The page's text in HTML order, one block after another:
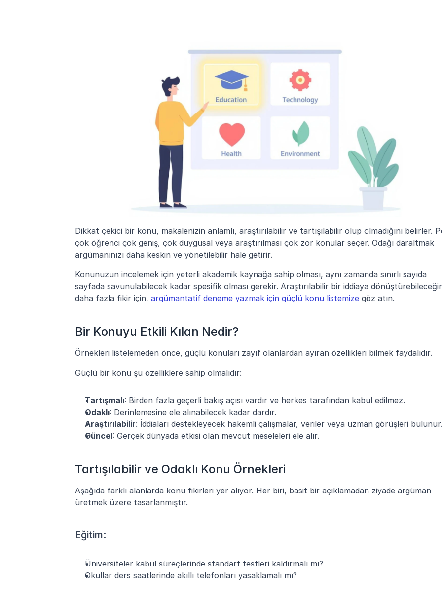
Dikkat çekici bir konu, makalenizin anlamlı, araştırılabilir ve tartışılabilir olup olmadığını belirler.
çok öğrenci çok geniş, çok duygusal veya araştırılması çok zor konular seçer. Odağı daraltmak
argümanınızı daha keskin ve yönetilebilir hale getirir.
Konunuzun incelemek için yeterli akademik kaynağa sahip olması, aynı zamanda sınırlı sayıda
sayfada savunulabilecek kadar spesifik olması gerekir. Araştırılabilir bir iddiaya
daha fazla fikir için, argümantatif deneme yazmak için güçlü konu listemize göz atın.
Bir Konuyu Etkili Kılan Nedir?
Örnekleri listelemeden önce, güçlü konuları zayıf olanlardan ayıran özellikleri bilmek faydalıdır.
Güçlü bir konu şu özelliklere sahip olmalıdır:
Tartışmalı: Birden fazla geçerli bakış açısı vardır ve herkes tarafından kabul edilmez.
Odaklı: Derinlemesine ele alınabilecek kadar dardır.
Araştırılabilir: İddiaları destekleyecek hakemli çalışmalar, veriler veya uzman görüşleri bulunur.
Güncel: Gerçek dünyada etkisi olan mevcut meseleleri ele alır.
Tartışılabilir ve Odaklı Konu Örnekleri
Aşağıda farklı alanlarda konu fikirleri yer alıyor. Her biri, basit bir açıklamadan ziyade argüman
üretmek üzere tasarlanmıştır.
Eğitim:
Üniversiteler kabul süreçlerinde standart testleri kaldırmalı mı?
Okullar ders saatlerinde akıllı telefonları yasaklamalı mı?